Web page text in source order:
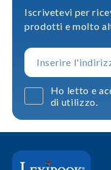
Iscrivetevi per
prodotti e molto
Ho letto e
di utilizzo.